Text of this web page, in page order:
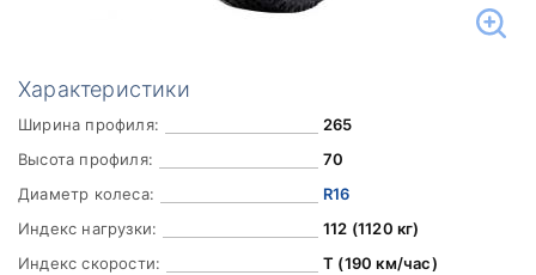
Характеристики
Ширина профиля:
265
Высота профиля:
70
Диаметр колеса:
R16
Индекс нагрузки:
112 (1120 кг)
Индекс скорости:
T (190 км/час)